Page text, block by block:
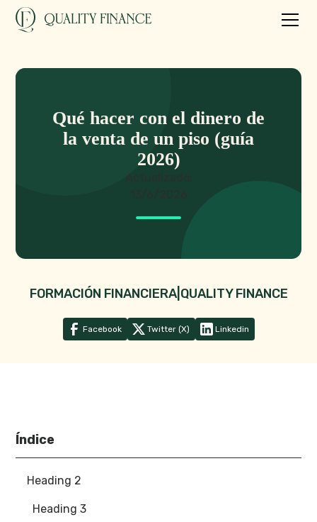
Qué hacer con el dinero de
la venta de un piso (guía
2026)
Actualizado:
13/6/2026
FORMACIÓN FINANCIERA| QUALITY FINANCE
Facebook Twitter (X) Linkedin
Índice
Heading 2
Heading 3